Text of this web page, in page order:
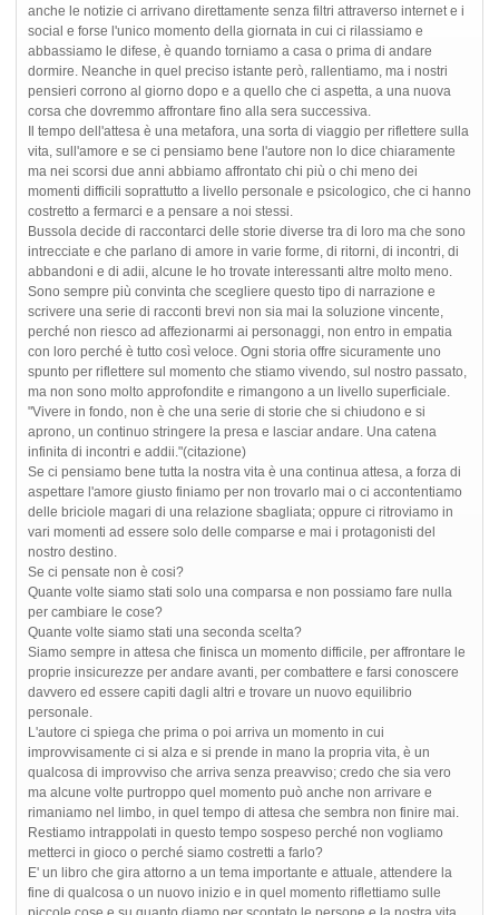
anche le notizie ci arrivano direttamente senza filtri attraverso internet e i
social e forse l'unico momento della giornata in cui ci rilassiamo e
abbassiamo le difese, è quando torniamo a casa o prima di andare
dormire. Neanche in quel preciso istante però, rallentiamo, ma i nostri
pensieri corrono al giorno dopo e a quello che ci aspetta, a una nuova
corsa che dovremmo affrontare fino alla sera successiva.
Il tempo dell'attesa è una metafora, una sorta di viaggio per riflettere sulla
vita, sull'amore e se ci pensiamo bene l'autore non lo dice chiaramente
ma nei scorsi due anni abbiamo affrontato chi più o chi meno dei
momenti difficili soprattutto a livello personale e psicologico, che ci hanno
costretto a fermarci e a pensare a noi stessi.
Bussola decide di raccontarci delle storie diverse tra di loro ma che sono
intrecciate e che parlano di amore in varie forme, di ritorni, di incontri, di
abbandoni e di adii, alcune le ho trovate interessanti altre molto meno.
Sono sempre più convinta che scegliere questo tipo di narrazione e
scrivere una serie di racconti brevi non sia mai la soluzione vincente,
perché non riesco ad affezionarmi ai personaggi, non entro in empatia
con loro perché è tutto così veloce. Ogni storia offre sicuramente uno
spunto per riflettere sul momento che stiamo vivendo, sul nostro passato,
ma non sono molto approfondite e rimangono a un livello superficiale.
"Vivere in fondo, non è che una serie di storie che si chiudono e si
aprono, un continuo stringere la presa e lasciar andare. Una catena
infinita di incontri e addii."(citazione)
Se ci pensiamo bene tutta la nostra vita è una continua attesa, a forza di
aspettare l'amore giusto finiamo per non trovarlo mai o ci accontentiamo
delle briciole magari di una relazione sbagliata; oppure ci ritroviamo in
vari momenti ad essere solo delle comparse e mai i protagonisti del
nostro destino.
Se ci pensate non è cosi?
Quante volte siamo stati solo una comparsa e non possiamo fare nulla
per cambiare le cose?
Quante volte siamo stati una seconda scelta?
Siamo sempre in attesa che finisca un momento difficile, per affrontare le
proprie insicurezze per andare avanti, per combattere e farsi conoscere
davvero ed essere capiti dagli altri e trovare un nuovo equilibrio
personale.
L'autore ci spiega che prima o poi arriva un momento in cui
improvvisamente ci si alza e si prende in mano la propria vita, è un
qualcosa di improvviso che arriva senza preavviso; credo che sia vero
ma alcune volte purtroppo quel momento può anche non arrivare e
rimaniamo nel limbo, in quel tempo di attesa che sembra non finire mai.
Restiamo intrappolati in questo tempo sospeso perché non vogliamo
metterci in gioco o perché siamo costretti a farlo?
E' un libro che gira attorno a un tema importante e attuale, attendere la
fine di qualcosa o un nuovo inizio e in quel momento riflettiamo sulle